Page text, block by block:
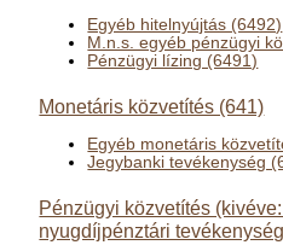
Egyéb hitelnyújtás (6492)
M.n.s. egyéb pénzügyi
Pénzügyi lízing (6491)
Monetáris közvetítés (641)
Egyéb monetáris
Jegybanki tevékenység
Pénzügyi közvetítés
nyugdíjpénztári